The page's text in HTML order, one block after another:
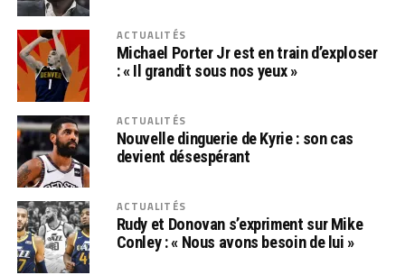
ACTUALITÉS
Michael Porter Jr est en train d’exploser
: « Il grandit sous nos yeux »
ACTUALITÉS
Nouvelle dinguerie de Kyrie : son cas
devient désespérant
ACTUALITÉS
Rudy et Donovan s’expriment sur Mike
Conley : « Nous avons besoin de lui »